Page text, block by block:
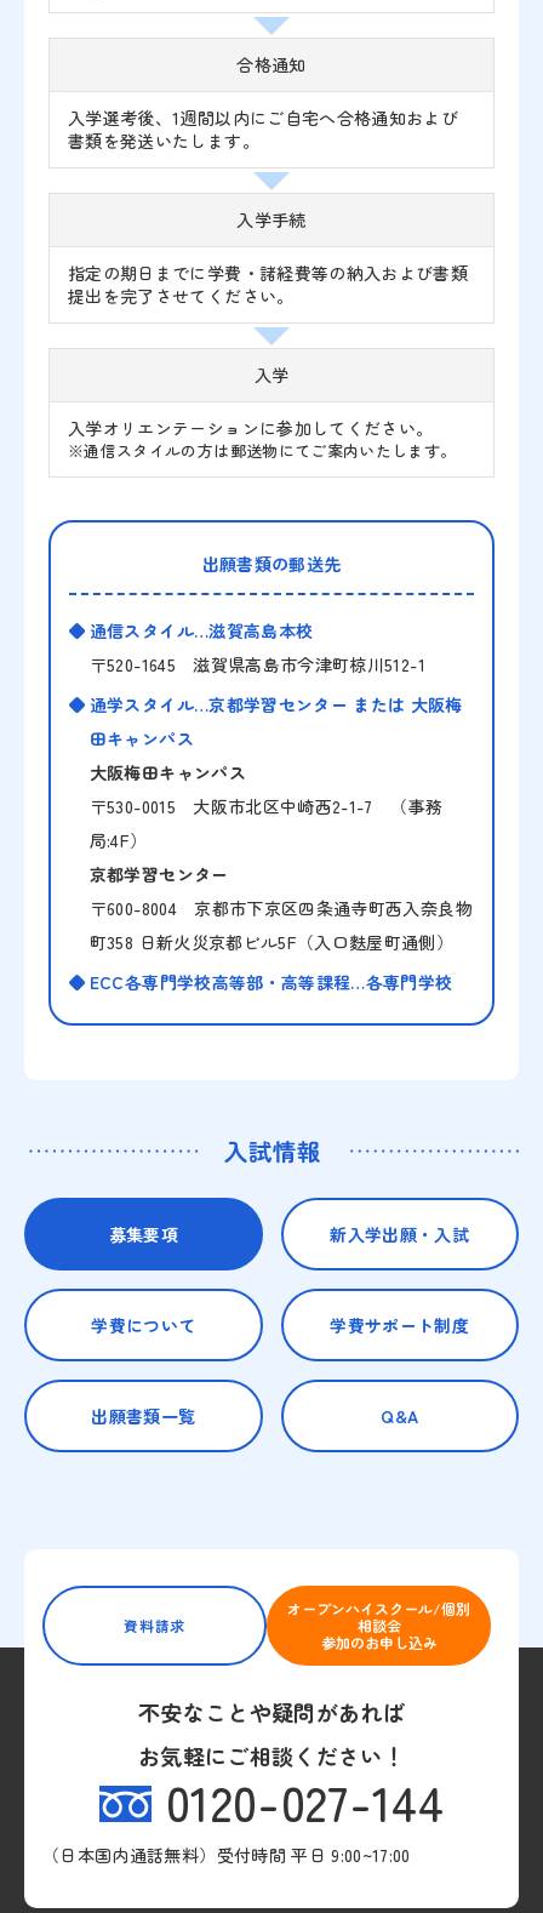
合格通知
入学選考後、1週間以内にご自宅へ合格通知および
書類を発送いたします。
入学手続
指定の期日までに学費・諸経費等の納入および書類
提出を完了させてください。
入学
入学オリエンテーションに参加してください。
※通信スタイルの方は郵送物にてご案内いたします。
出願書類の郵送先
通信スタイル…滋賀高島本校
〒520-1645 滋賀県高島市今津町椋川512-1
通学スタイル…京都学習センター または 大阪梅
田キャンパス
大阪梅田キャンパス
〒530-0015 大阪市北区中崎西2-1-7 （事務
局:4F）
京都学習センター
〒600-8004 京都市下京区四条通寺町西入奈良物
町358 日新火災京都ビル5F（入口麩屋町通側）
ECC各専門学校高等部・高等課程…各専門学校
募集要項 新入学出願・入試
学費について 学費サポート制度
出願書類一覧 Q&A
資料請求
オープンハイスクール/個別
相談会
参加のお申し込み
不安なことや疑問があれば
お気軽にご相談ください！
0120-027-144
（日本国内通話無料）受付時間 平日 9:00~17:00